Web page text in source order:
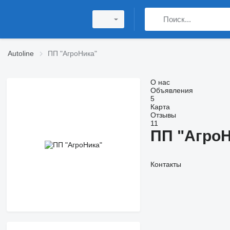
Autoline ПП "АгроНика"
О нас
Объявления
5
Карта
Отзывы
11
ПП
Контакты